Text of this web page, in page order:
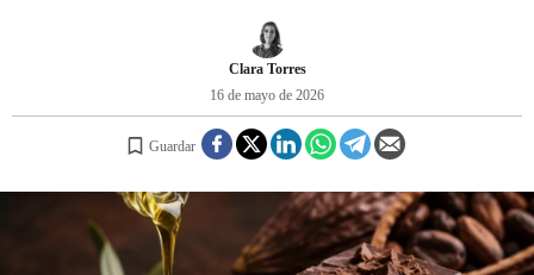
REGISTRO
INICIAR SESIÓN
Clara Torres
16 de mayo de 2026
Guardar